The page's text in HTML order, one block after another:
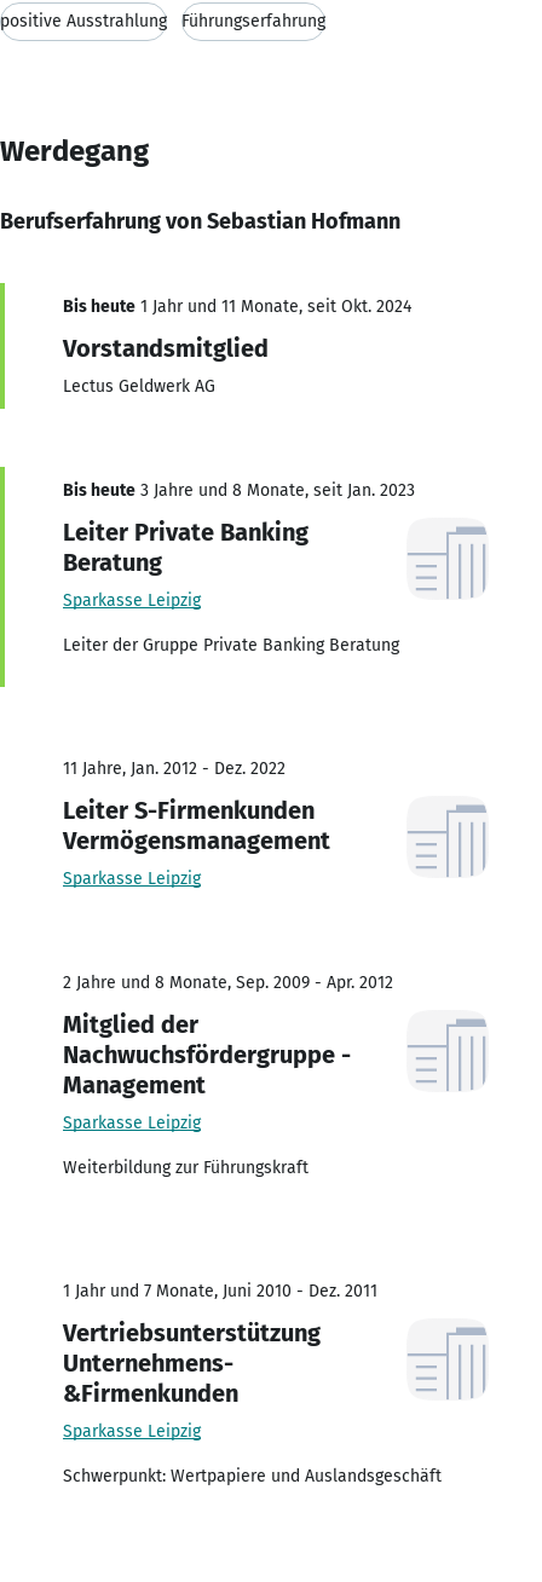
positive Ausstrahlung Führungserfahrung
Werdegang
Berufserfahrung von Sebastian Hofmann
Bis heute 1 Jahr und 11 Monate, seit Okt. 2024
Vorstandsmitglied
Lectus Geldwerk AG
Bis heute 3 Jahre und 8 Monate, seit Jan. 2023
Leiter Private Banking
Beratung
Sparkasse Leipzig
Leiter der Gruppe Private Banking Beratung
11 Jahre, Jan. 2012 - Dez. 2022
Leiter S-Firmenkunden
Vermögensmanagement
Sparkasse Leipzig
2 Jahre und 8 Monate, Sep. 2009 - Apr. 2012
Mitglied der
Nachwuchsfördergruppe -
Management
Sparkasse Leipzig
Weiterbildung zur Führungskraft
1 Jahr und 7 Monate, Juni 2010 - Dez. 2011
Vertriebsunterstützung
Unternehmens-
&Firmenkunden
Sparkasse Leipzig
Schwerpunkt: Wertpapiere und Auslandsgeschäft